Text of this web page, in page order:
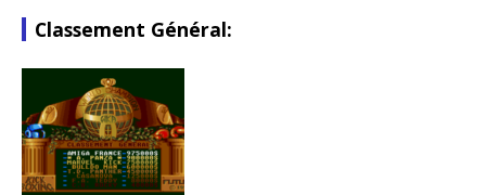
Classement Général: